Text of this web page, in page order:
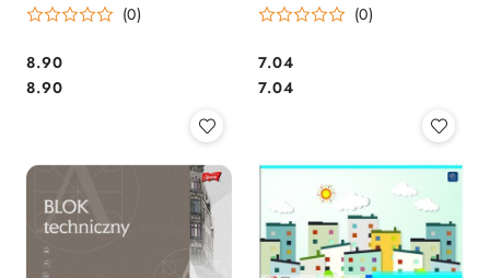
(0)
Cena:
8.90
Cena:
8.90
(0)
Cena:
7.04
Cena:
7.04